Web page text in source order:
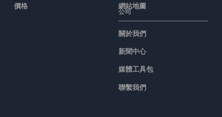
價格
網站地圖
公司
關於我們
新聞中心
媒體工具包
聯繫我們